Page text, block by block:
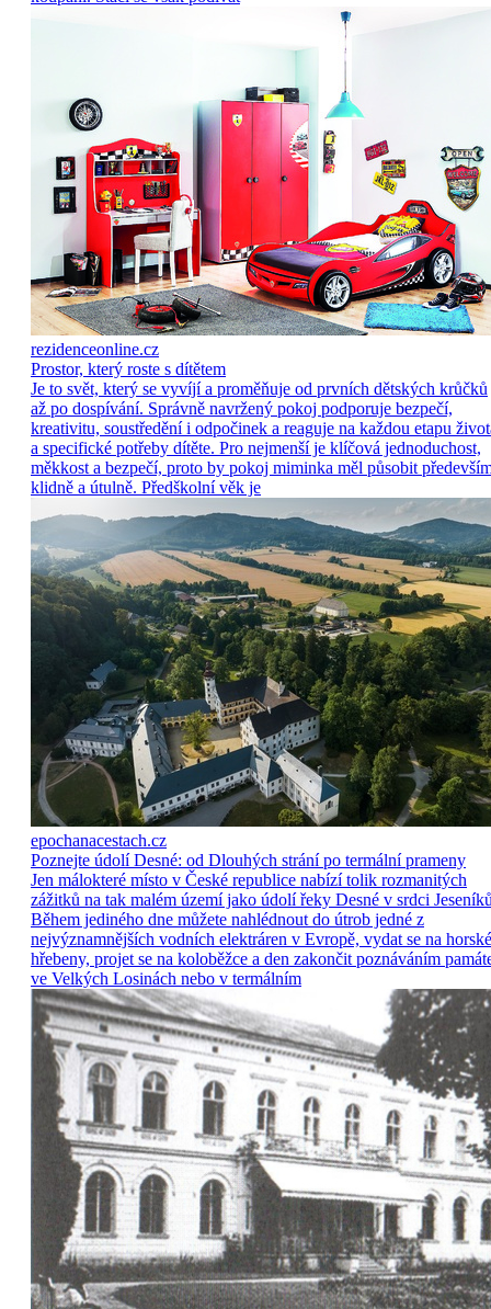
rezidenceonline.cz
Prostor, který roste s dítětem
Je to svět, který se vyvíjí a proměňuje od prvních dětských krůčků
až po dospívání. Správně navržený pokoj podporuje bezpečí,
kreativitu, soustředění i odpočinek a reaguje na každou etapu
a specifické potřeby dítěte. Pro nejmenší je klíčová jednoduchost,
měkkost a bezpečí, proto by pokoj miminka měl působit
klidně a útulně. Předškolní věk je
epochanacestach.cz
Poznejte údolí Desné: od Dlouhých strání po termální prameny
Jen málokteré místo v České republice nabízí tolik rozmanitých
zážitků na tak malém území jako údolí řeky Desné v srdci
Během jediného dne můžete nahlédnout do útrob jedné z
nejvýznamnějších vodních elektráren v Evropě, vydat se na horské
hřebeny, projet se na koloběžce a den zakončit poznáváním
ve Velkých Losinách nebo v termálním